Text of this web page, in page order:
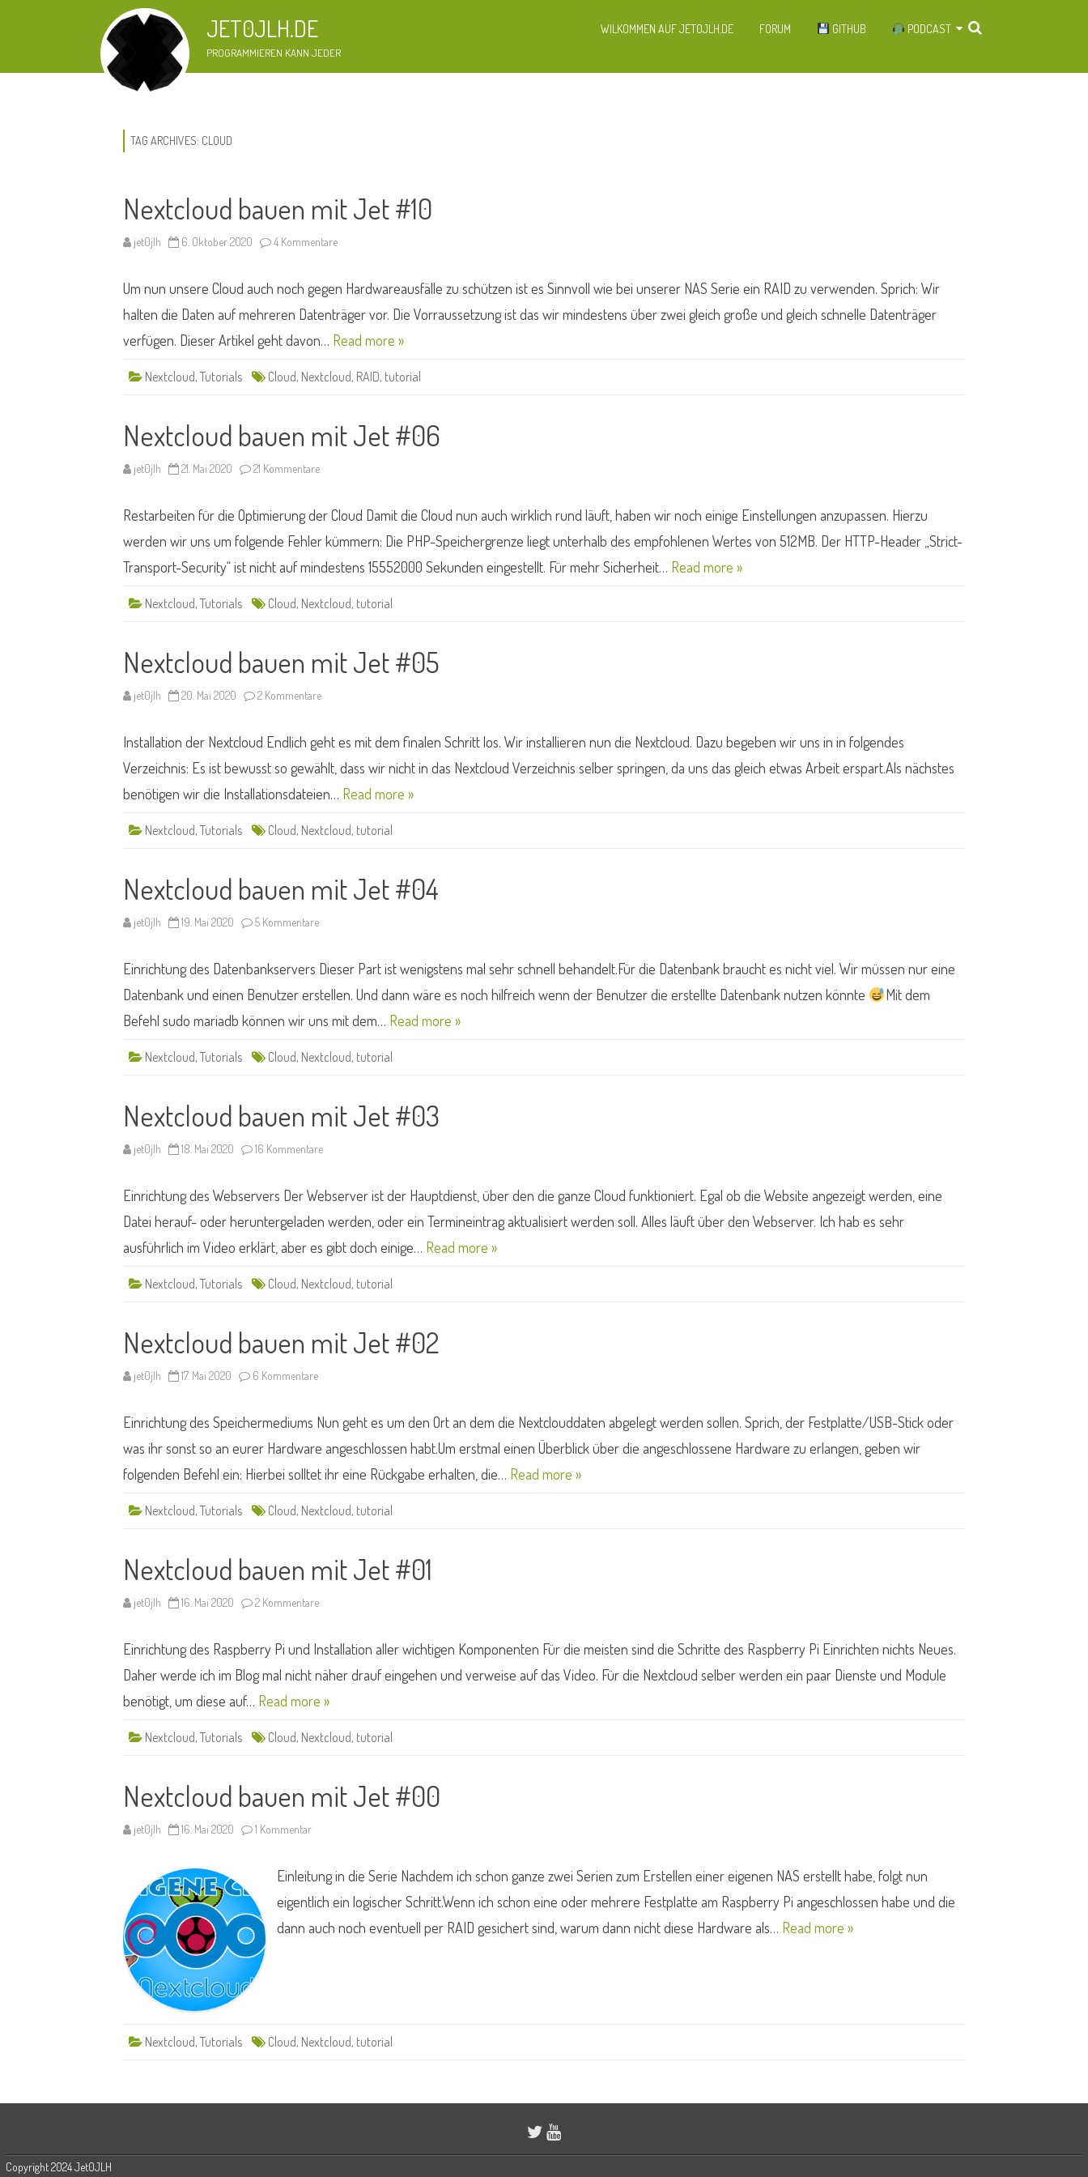
JET0JLH.DE
PROGRAMMIEREN KANN JEDER
WILKOMMEN AUF JET0JLH.DE FORUM GITHUB PODCAST
TAG ARCHIVES: CLOUD
Nextcloud bauen mit Jet #10
jet0jlh 6. Oktober 2020 4 Kommentarezu
Jet
#10
Um nun unsere Cloud auch noch gegen Hardwareausfälle zu schützen ist es Sinnvoll wie bei unserer NAS Serie ein RAID zu verwenden. Sprich: Wir
halten die Daten auf mehreren Datenträger vor. Die Vorraussetzung ist das wir mindestens über zwei gleich große und gleich schnelle Datenträger
verfügen. Dieser Artikel geht davon… Read more »
Nextcloud, Tutorials Cloud, Nextcloud, RAID, tutorial
Nextcloud bauen mit Jet #06
jet0jlh 21. Mai 2020 21 Kommentarezu
Jet
#06
Restarbeiten für die Optimierung der Cloud Damit die Cloud nun auch wirklich rund läuft, haben wir noch einige Einstellungen anzupassen. Hierzu
werden wir uns um folgende Fehler kümmern: Die PHP-Speichergrenze liegt unterhalb des empfohlenen Wertes von 512MB. Der HTTP-Header „Strict-
Transport-Security“ ist nicht auf mindestens 15552000 Sekunden eingestellt. Für mehr Sicherheit… Read more »
Nextcloud, Tutorials Cloud, Nextcloud, tutorial
Nextcloud bauen mit Jet #05
jet0jlh 20. Mai 2020 2 Kommentarezu
Jet
#05
Installation der Nextcloud Endlich geht es mit dem finalen Schritt los. Wir installieren nun die Nextcloud. Dazu begeben wir uns in in folgendes
Verzeichnis: Es ist bewusst so gewählt, dass wir nicht in das Nextcloud Verzeichnis selber springen, da uns das gleich etwas Arbeit erspart.Als nächstes
benötigen wir die Installationsdateien… Read more »
Nextcloud, Tutorials Cloud, Nextcloud, tutorial
Nextcloud bauen mit Jet #04
jet0jlh 19. Mai 2020 5 Kommentarezu
Jet
#04
Einrichtung des Datenbankservers Dieser Part ist wenigstens mal sehr schnell behandelt.Für die Datenbank braucht es nicht viel. Wir müssen nur eine
Datenbank und einen Benutzer erstellen. Und dann wäre es noch hilfreich wenn der Benutzer die erstellte Datenbank nutzen könnte
Mit dem
Befehl sudo mariadb können wir uns mit dem… Read more »
Nextcloud, Tutorials Cloud, Nextcloud, tutorial
Nextcloud bauen mit Jet #03
jet0jlh 18. Mai 2020 16 Kommentarezu
Jet
#03
Einrichtung des Webservers Der Webserver ist der Hauptdienst, über den die ganze Cloud funktioniert. Egal ob die Website angezeigt werden, eine
Datei herauf- oder heruntergeladen werden, oder ein Termineintrag aktualisiert werden soll. Alles läuft über den Webserver. Ich hab es sehr
ausführlich im Video erklärt, aber es gibt doch einige… Read more »
Nextcloud, Tutorials Cloud, Nextcloud, tutorial
Nextcloud bauen mit Jet #02
jet0jlh 17. Mai 2020 6 Kommentarezu
Jet
#02
Einrichtung des Speichermediums Nun geht es um den Ort an dem die Nextclouddaten abgelegt werden sollen. Sprich, der Festplatte/USB-Stick oder
was ihr sonst so an eurer Hardware angeschlossen habt.Um erstmal einen Überblick über die angeschlossene Hardware zu erlangen, geben wir
folgenden Befehl ein: Hierbei solltet ihr eine Rückgabe erhalten, die… Read more »
Nextcloud, Tutorials Cloud, Nextcloud, tutorial
Nextcloud bauen mit Jet #01
jet0jlh 16. Mai 2020 2 Kommentarezu
Jet
#01
Einrichtung des Raspberry Pi und Installation aller wichtigen Komponenten Für die meisten sind die Schritte des Raspberry Pi Einrichten nichts Neues.
Daher werde ich im Blog mal nicht näher drauf eingehen und verweise auf das Video. Für die Nextcloud selber werden ein paar Dienste und Module
benötigt, um diese auf… Read more »
Nextcloud, Tutorials Cloud, Nextcloud, tutorial
Nextcloud bauen mit Jet #00
jet0jlh 16. Mai 2020 1 Kommentarzu
Jet
#00
Einleitung in die Serie Nachdem ich schon ganze zwei Serien zum Erstellen einer eigenen NAS erstellt habe, folgt nun
eigentlich ein logischer Schritt.Wenn ich schon eine oder mehrere Festplatte am Raspberry Pi angeschlossen habe und die
dann auch noch eventuell per RAID gesichert sind, warum dann nicht diese Hardware als… Read more »
Nextcloud, Tutorials Cloud, Nextcloud, tutorial
Copyright 2024 Jet0JLH